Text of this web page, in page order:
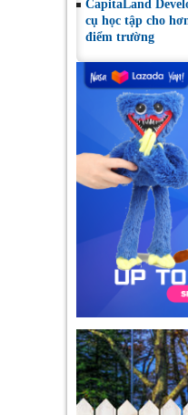
CapitaLand
cụ học tập cho
điểm trường